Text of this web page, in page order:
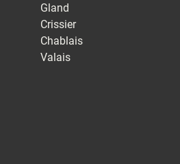
Gland
Crissier
Chablais
Valais